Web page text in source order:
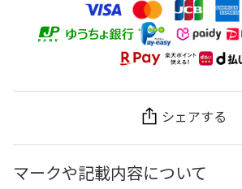
シェアする
マークや記載内容について